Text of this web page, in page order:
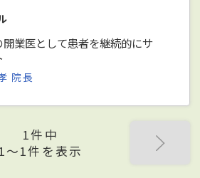
開業医として患者を継続的にサ
院長
1件中
1〜1件を表示